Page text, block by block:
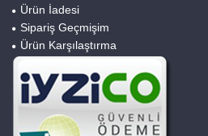
Ürün İadesi
Sipariş Geçmişim
Ürün Karşılaştırma